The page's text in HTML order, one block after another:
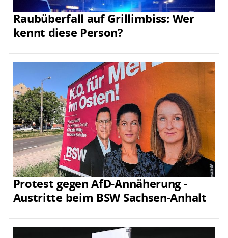
Raubüberfall auf Grillimbiss: Wer
kennt diese Person?
Protest gegen AfD-Annäherung -
Austritte beim BSW Sachsen-Anhalt